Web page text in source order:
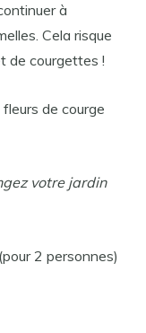
à
Cela risque
de courgettes !
de courge
votre jardin
(pour 2 personnes)